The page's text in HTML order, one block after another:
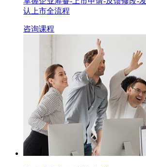
认上市全流程
咨询课程